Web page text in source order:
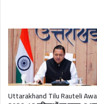
Uttarakhand Tilu Rauteli